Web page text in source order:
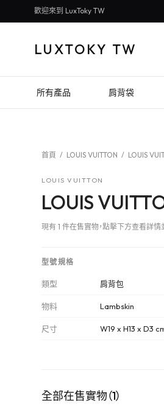
歡迎來到 LuxToky TW
LUXTOKY TW
所有產品 肩背袋
首頁 / LOUIS VUITTON / LOUIS
LOUIS VUITTON
LOUIS
現有 1 件在售實物，點擊下方查看詳情
型號規格
類型 肩背包
物料 Lambskin
尺寸 W19 x H13 x D3
全部在售實物（1）